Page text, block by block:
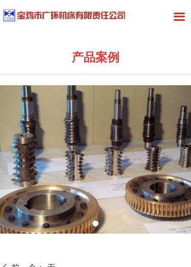
끀
首页
新闻中心
工程案例
在线留言
联系我们
产品案例